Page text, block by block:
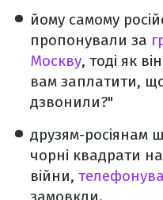
йому самому
пропонували за
Москву, тоді як
вам заплатити,
дзвонили?"
друзям-росіянам
чорні квадрати
війни,
замовкли.